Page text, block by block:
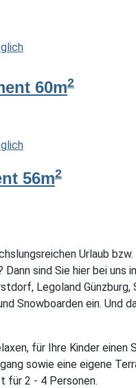
60m2
56m2
Urlaub
sind Sie hier bei
Legoland
Snowboarden ein. Und
für Ihre Kinder
sowie eine eigene
für 2 - 4 Personen.